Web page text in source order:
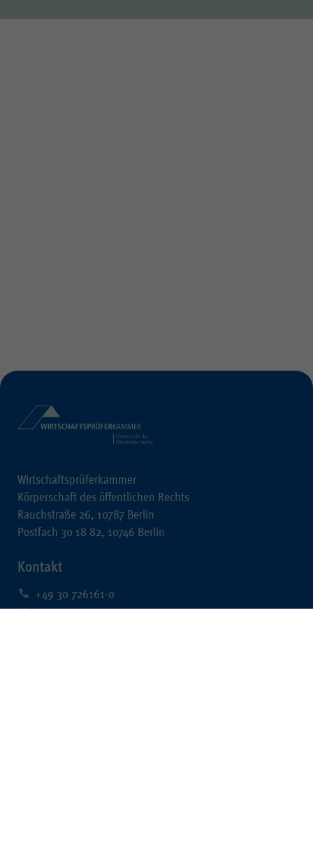
Wirtschaftsprüferkammer
Körperschaft des öffentlichen Rechts
Rauchstraße 26, 10787 Berlin
Postfach 30 18 82, 10746 Berlin
Kontakt
+49 30 726161-0
+49 30 726161-212